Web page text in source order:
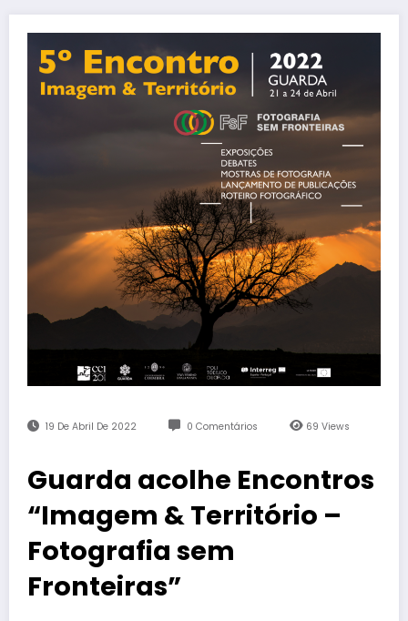
19 De Abril De 2022 0 Comentários 69Views
Guarda acolhe Encontros
“Imagem & Território –
Fotografia sem
Fronteiras”